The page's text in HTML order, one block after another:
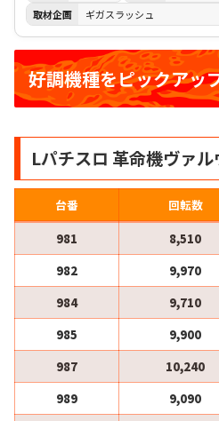
取材企画
ギガスラッシュ
好調機種をピックアッ
Lパチスロ 革命機ヴァ
台番 回転数
981
8,510
982
9,970
984
9,710
985
9,900
987
10,240
989
9,090